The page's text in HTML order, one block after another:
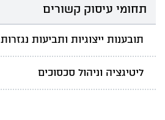
תחומי עיסוק קשורים
תובענות ייצוגיות ותביעות נגזרות
ליטיגציה וניהול סכסוכים